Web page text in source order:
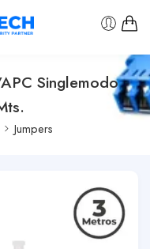
Singlemodo
Jumpers